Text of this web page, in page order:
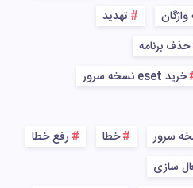
تهدید
حذف برنامه
خرید eset نسخه سرور
خطا
رفع خطا
سازی